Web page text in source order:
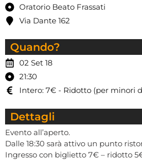
Oratorio Beato Frassati
Via Dante 162
Quando?
02 Set 18
21:30
Intero: 7€ - Ridotto (per minori
Dettagli
Evento all’aperto.
Dalle 18:30 sarà attivo un punto
Ingresso con biglietto 7€ – ridotto